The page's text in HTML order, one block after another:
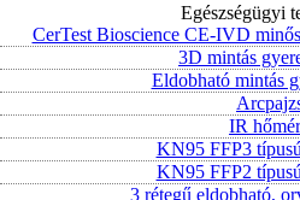
Egészségügyi
CerTest Bioscience CE-IVD
3D mintás
Eldobható mintás
IR
KN95 FFP3
KN95 FFP2
3 rétegű eldobható,